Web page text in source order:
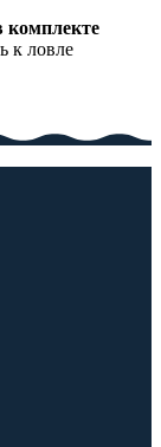
комплекте
к ловле